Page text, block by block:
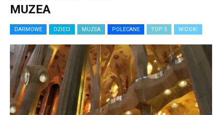
MUZEA
DARMOWE DZIECI MUZEA POLECANE TOP 5 WIDOKI